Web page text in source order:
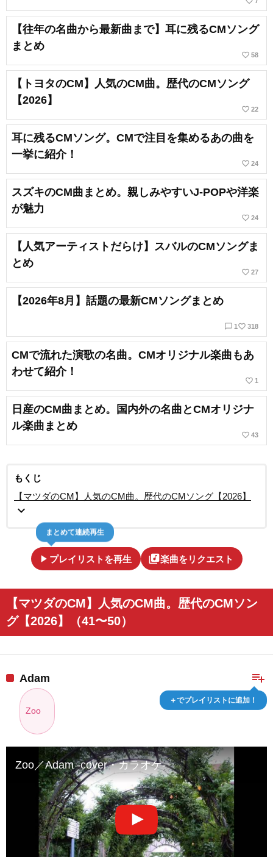
【往年の名曲から最新曲まで】耳に残るCMソング
まとめ
favorite_border 58
【トヨタのCM】人気のCM曲。歴代のCMソング
【2026】
favorite_border 22
耳に残るCMソング。CMで注目を集めるあの曲を
一挙に紹介！
favorite_border 24
スズキのCM曲まとめ。親しみやすいJ-POPや洋楽
が魅力
favorite_border 24
【人気アーティストだらけ】スバルのCMソングま
とめ
favorite_border 27
【2026年8月】話題の最新CMソングまとめ
chat_bubble_outline 1 favorite_border 318
CMで流れた演歌の名曲。CMオリジナル楽曲もあ
わせて紹介！
favorite_border 1
日産のCM曲まとめ。国内外の名曲とCMオリジナ
ル楽曲まとめ
favorite_border 43
もくじ
【マツダのCM】人気のCM曲。歴代のCMソング【2026】
expand_more
play_arrow プレイリストを再生
まとめて連続再生
library_music楽曲をリクエスト
【マツダのCM】人気のCM曲。歴代のCMソン
グ【2026】（41〜50）
playlist_add
＋でプレイリストに追加！
Adam
Zoo
Zoo／Adam -cover・カラオケ-